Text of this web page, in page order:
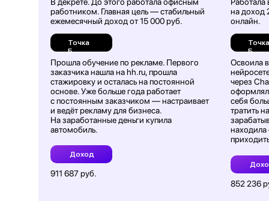
Прошла обучение по рекламе. Первого
заказчика нашла на hh.ru, прошла
стажировку и осталась на постоянной
основе. Уже больше года работает
с постоянным заказчиком — настраивает
и ведёт рекламу для бизнеса.
На заработанные деньги купила
автомобиль.
911 687 руб.
Точка
Б
работником. Главная цель — стабильный
ежемесячный доход от 15 000 руб.
Доход
Освоила
через
себя
тратить
находила
852 236
Точка
Б
на доход
онлайн.